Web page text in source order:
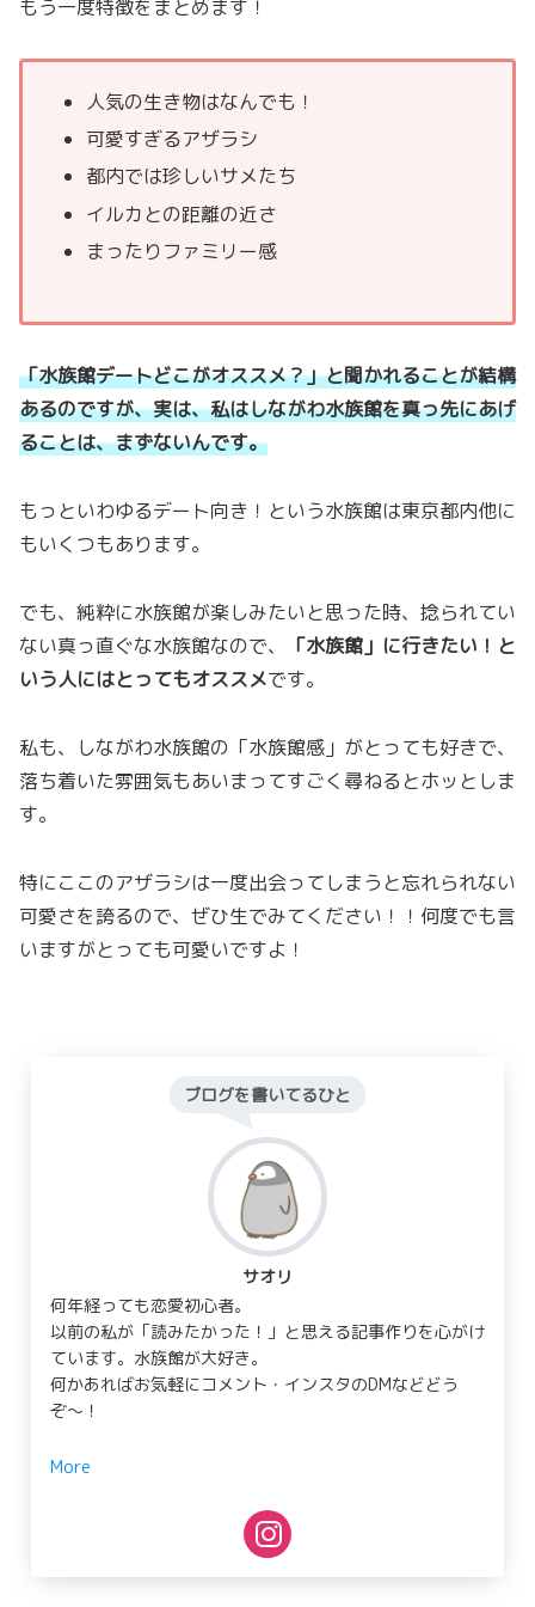
もう一度特徴をまとめます！
人気の生き物はなんでも！
可愛すぎるアザラシ
都内では珍しいサメたち
イルカとの距離の近さ
まったりファミリー感
「水族館デートどこがオススメ？」と聞かれることが結構
あるのですが、実は、私はしながわ水族館を真っ先にあげ
ることは、まずないんです。
もっといわゆるデート向き！という水族館は東京都内他に
もいくつもあります。
でも、純粋に水族館が楽しみたいと思った時、捻られてい
ない真っ直ぐな水族館なので、
「水族館」に行きたい！と
いう人にはとってもオススメです。
私も、しながわ水族館の「水族館感」がとっても好きで、
落ち着いた雰囲気もあいまってすごく尋ねるとホッとしま
す。
特にここのアザラシは一度出会ってしまうと忘れられない
可愛さを誇るので、ぜひ生でみてください！！何度でも言
いますがとっても可愛いですよ！
ブログを書いてるひと
サオリ
何年経っても恋愛初心者。
以前の私が「読みたかった！」と思える記事作りを心がけ
ています。水族館が大好き。
何かあればお気軽にコメント・インスタのDMなどどう
ぞ〜！
More